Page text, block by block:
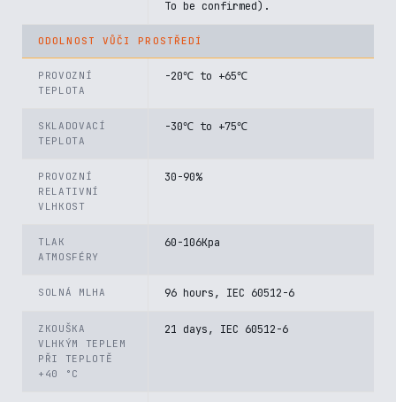
To be confirmed).
ODOLNOST VŮČI PROSTŘEDÍ
PROVOZNÍ
TEPLOTA
-20℃ to +65℃
SKLADOVACÍ
TEPLOTA
-30℃ to +75℃
PROVOZNÍ
RELATIVNÍ
VLHKOST
30-90%
TLAK
ATMOSFÉRY
60-106Kpa
SOLNÁ MLHA 96 hours, IEC 60512-6
ZKOUŠKA
VLHKÝM TEPLEM
PŘI TEPLOTĚ
+40 °C
21 days, IEC 60512-6